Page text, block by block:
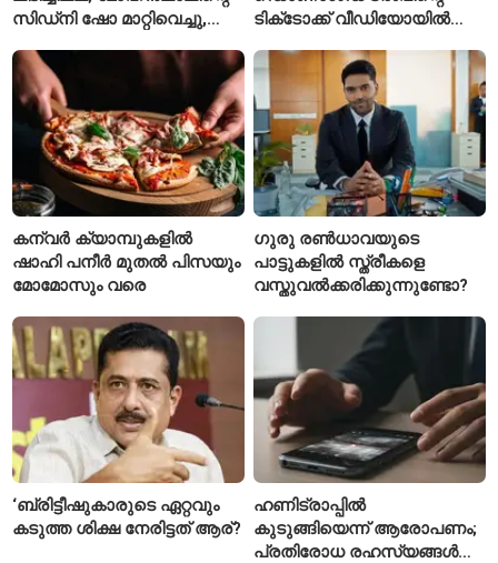
സിഡ്‌നി ഷോ മാറ്റിവെച്ചു,
ചോദിച്ച് താരം
ടിക്‌ടോക്ക് വീഡിയോയിൽ
‘August’ നീക്കം ചെയ്തു
കന്വർ ക്യാമ്പുകളിൽ
ഷാഹി പനീർ മുതൽ പിസയും
മോമോസും വരെ
ഗുരു രൺധാവയുടെ
പാട്ടുകളിൽ സ്ത്രീകളെ
വസ്തുവൽക്കരിക്കുന്നുണ്ടോ?
‘ബ്രിട്ടീഷുകാരുടെ ഏറ്റവും
കടുത്ത ശിക്ഷ നേരിട്ടത് ആര്?
ഹണിട്രാപ്പിൽ
കുടുങ്ങിയെന്ന് ആരോപണം;
പ്രതിരോധ രഹസ്യങ്ങൾ